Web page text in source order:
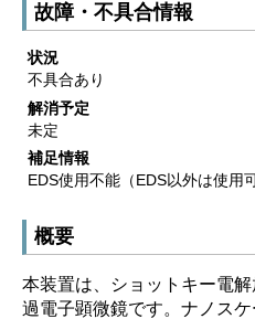
故障・不具合情報
状況
不具合あり
解消予定
未定
補足情報
EDS使用不能（EDS以外は使用可
概要
本装置は、ショットキー電
過電子顕微鏡です。ナノス